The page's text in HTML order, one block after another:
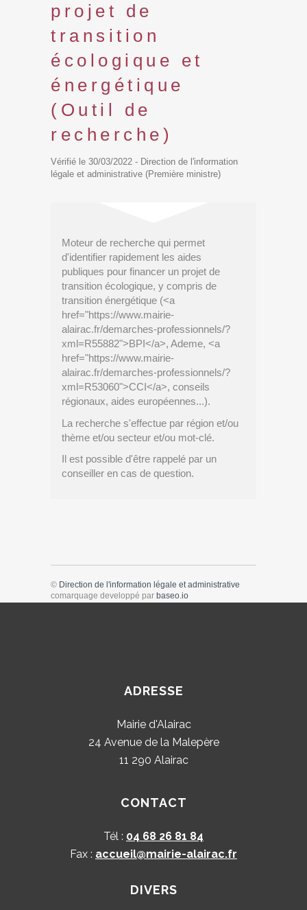
projet de
transition
écologique et
énergétique
(Outil de
recherche)
Vérifié le 30/03/2022 - Direction de l'information
légale et administrative (Première ministre)
Moteur de recherche qui permet
d'identifier rapidement les aides
publiques pour financer un projet de
transition écologique, y compris de
transition énergétique (<a
href="https://www.mairie-
alairac.fr/demarches-professionnels/?
xml=R55882">BPI</a>, Ademe, <a
href="https://www.mairie-
alairac.fr/demarches-professionnels/?
xml=R53060">CCI</a>, conseils
régionaux, aides européennes...).
La recherche s'effectue par région et/ou
thème et/ou secteur et/ou mot-clé.
Il est possible d'être rappelé par un
conseiller en cas de question.
© Direction de l'information légale et administrative
comarquage developpé par baseo.io
ADRESSE
Mairie d'Alairac
24 Avenue de la Malepère
11 290 Alairac
CONTACT
Tél : 04 68 26 81 84
Fax : accueil@mairie-alairac.fr
DIVERS